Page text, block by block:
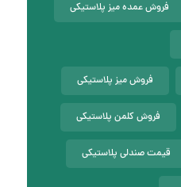
فروش عمده میز پلاستیکی
فروش میز پلاستیکی
فروش کلمن پلاستیکی
قیمت صندلی پلاستیکی